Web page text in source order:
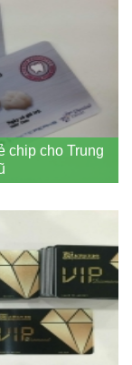
chip cho Trung